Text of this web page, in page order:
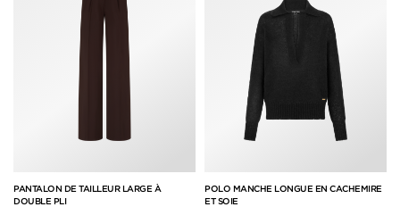
PANTALON DE TAILLEUR LARGE À
DOUBLE PLI
POLO MANCHE LONGUE EN CACHEMIRE
ET SOIE